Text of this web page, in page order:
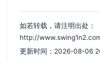
如若转载，请注明出处：
http://
更新时间：2026-08-06